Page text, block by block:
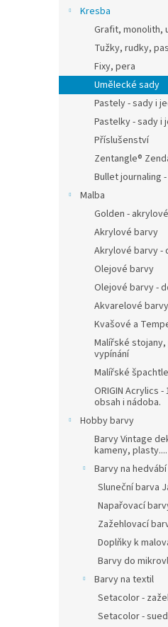
Kresba
Grafit, monolith,
Tužky, rudky,
Fixy, pera
Umělecké sady
Pastely - sady i
Pastelky - sady i
Příslušenství
Zentangle®
Bullet journaling
Malba
Golden -
Akrylové barvy
Akrylové barvy -
Olejové barvy
Olejové barvy -
Akvarelové
Kvašové a
Malířské
vypínání
Malířské špachtle
ORIGIN Acrylics
obsah i nádoba.
Hobby barvy
Barvy Vintage
kameny, plasty....
Barvy na hedvábí
Sluneční barva
Napařovací
Zažehlovací
Doplňky k
Barvy do
Barvy na textil
Setacolor -
Setacolor -